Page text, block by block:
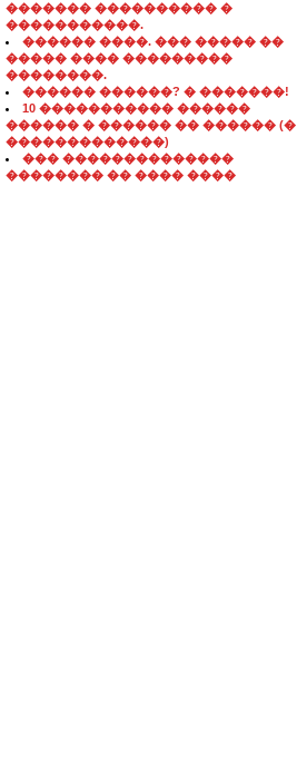
������� ���������� �
�����������.
������ ����. ��� ����� ��
����� ���� ���������
��������.
������ ������? � �������!
10 ����������� ������
������ � ������ �� ������ (�
�������������)
��� ��������������
�������� �� ���� ����